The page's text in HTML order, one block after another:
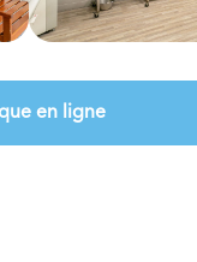
en ligne